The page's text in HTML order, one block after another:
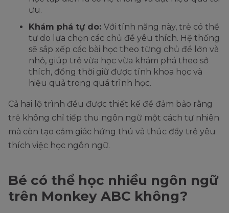
ưu.
Khám phá tự do: Với tính năng này, trẻ có thể
tự do lựa chọn các chủ đề yêu thích. Hệ thống
sẽ sắp xếp các bài học theo từng chủ đề lớn và
nhỏ, giúp trẻ vừa học vừa khám phá theo sở
thích, đồng thời giữ được tính khoa học và
hiệu quả trong quá trình học.
Cả hai lộ trình đều được thiết kế để đảm bảo rằng
trẻ không chỉ tiếp thu ngôn ngữ một cách tự nhiên
mà còn tạo cảm giác hứng thú và thúc đẩy trẻ yêu
thích việc học ngôn ngữ.
Bé có thể học nhiều ngôn ngữ
trên Monkey ABC không?